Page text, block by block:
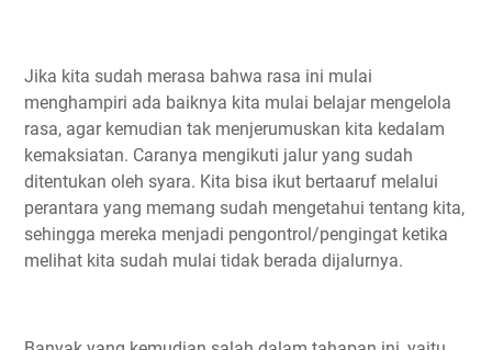
Jika kita sudah merasa bahwa rasa ini mulai
menghampiri ada baiknya kita mulai belajar mengelola
rasa, agar kemudian tak menjerumuskan kita kedalam
kemaksiatan. Caranya mengikuti jalur yang sudah
ditentukan oleh syara. Kita bisa ikut bertaaruf melalui
perantara yang memang sudah mengetahui tentang kita,
sehingga mereka menjadi pengontrol/pengingat ketika
melihat kita sudah mulai tidak berada dijalurnya.